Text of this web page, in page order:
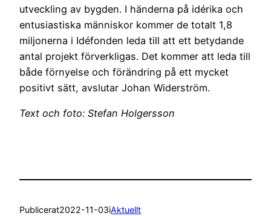
utveckling av bygden. I händerna på idérika och
entusiastiska människor kommer de totalt 1,8
miljonerna i Idéfonden leda till att ett betydande
antal projekt förverkligas. Det kommer att leda till
både förnyelse och förändring på ett mycket
positivt sätt, avslutar Johan Widerström.
Text och foto: Stefan Holgersson
Publicerat2022-11-03iAktuellt